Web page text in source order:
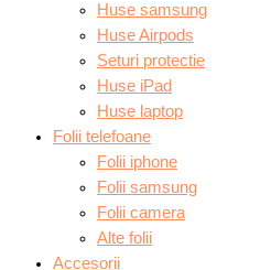
Huse samsung
Huse Airpods
Seturi protectie
Huse iPad
Huse laptop
Folii telefoane
Folii iphone
Folii samsung
Folii camera
Alte folii
Accesorii